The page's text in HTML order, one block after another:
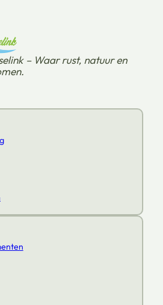
– Waar rust, natuur en